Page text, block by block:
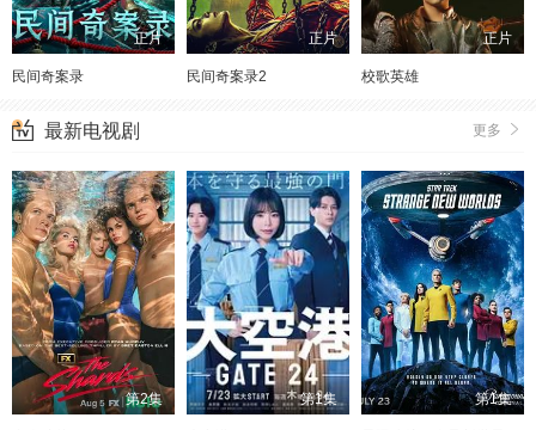
正片
民间奇案录
正片
民间奇案录2
正片
校歌英雄
更多
最新电视剧
第2集 第1集 第1集